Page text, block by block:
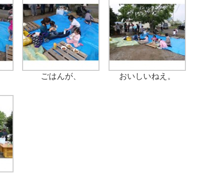
ごはんが、 おいしいねえ。